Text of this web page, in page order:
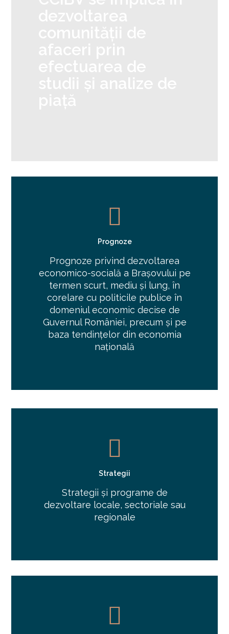
Prognoze
Prognoze privind dezvoltarea
economico-socială a Brașovului pe
termen scurt, mediu și lung, în
corelare cu politicile publice în
domeniul economic decise de
Guvernul României, precum și pe
baza tendințelor din economia
națională
Strategii
Strategii și programe de
dezvoltare locale, sectoriale sau
regionale